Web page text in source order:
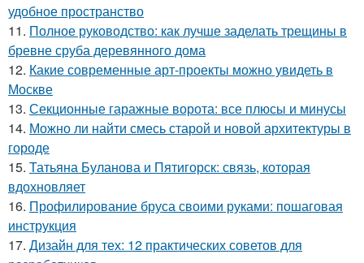
удобное пространство
11. Полное руководство: как лучше заделать трещины в
бревне сруба деревянного дома
12. Какие современные арт-проекты можно увидеть в
Москве
13. Секционные гаражные ворота: все плюсы и минусы
14. Можно ли найти смесь старой и новой архитектуры в
городе
15. Татьяна Буланова и Пятигорск: связь, которая
вдохновляет
16. Профилирование бруса своими руками: пошаговая
инструкция
17. Дизайн для тех: 12 практических советов для